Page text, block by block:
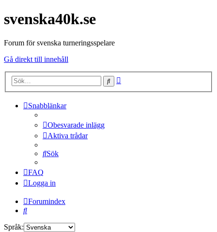
svenska40k.se
Forum för svenska turneringsspelare
Gå direkt till innehåll
Sök
Snabblänkar
Obesvarade inlägg
Aktiva trådar
Sök
FAQ
Logga in
Forumindex
Sök
Språk: